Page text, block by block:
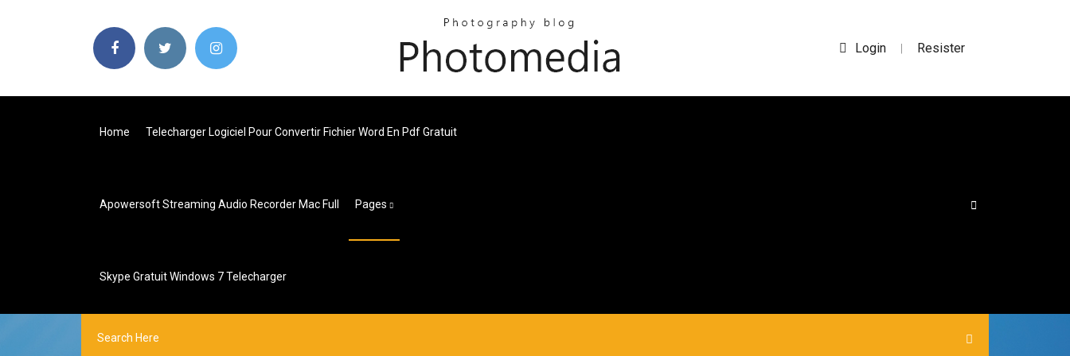
Login | Resister
Home Telecharger Logiciel Pour Convertir Fichier Word En Pdf Gratuit
Apowersoft Streaming Audio Recorder Mac Full Pages
Skype Gratuit Windows 7 Telecharger